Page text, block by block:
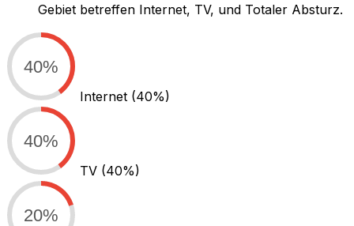
Gebiet betreffen Internet, TV, und Totaler Absturz.
40%
Internet (40%)
40%
TV (40%)
20%